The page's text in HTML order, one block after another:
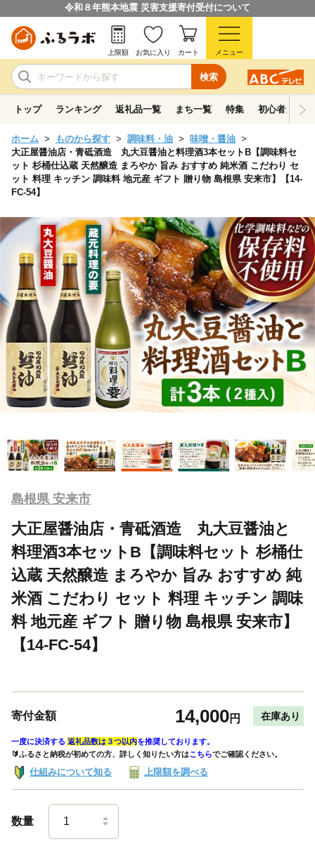
令和８年熊本地震 災害支援寄付受付について
検索
上限額 お気に入り カート メニュー
トップ ランキング 返礼品一覧 まち一覧 特集 初心者ガイド
ホーム ものから探す 調味料・油
味噌・醤油
大正屋醤油店・青砥酒造 丸大豆醤油と料理酒3本セットB【調味料セ
ット 杉桶仕込蔵 天然醸造 まろやか 旨み おすすめ 純米酒 こだわり セ
ット 料理 キッチン 調味料 地元産 ギフト 贈り物 島根県 安来市】【14-
FC-54】
島根県 安来市
大正屋醤油店・青砥酒造 丸大豆醤油と
料理酒3本セットB【調味料セット 杉桶仕
込蔵 天然醸造 まろやか 旨み おすすめ 純
米酒 こだわり セット 料理 キッチン 調味
料 地元産 ギフト 贈り物 島根県 安来市】
【14-FC-54】
寄付金額 14,000円 在庫あり
一度に決済する 返礼品数は３つ以内を推奨しております。
🔰ふるさと納税が初めての方、詳しく知りたい方はこちらでご確認ください。
仕組みについて知る 上限額を調べる
数量